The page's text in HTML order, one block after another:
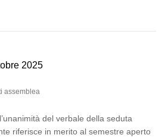
2025
assemblea
del verbale della seduta
riferisce in merito al semestre aperto